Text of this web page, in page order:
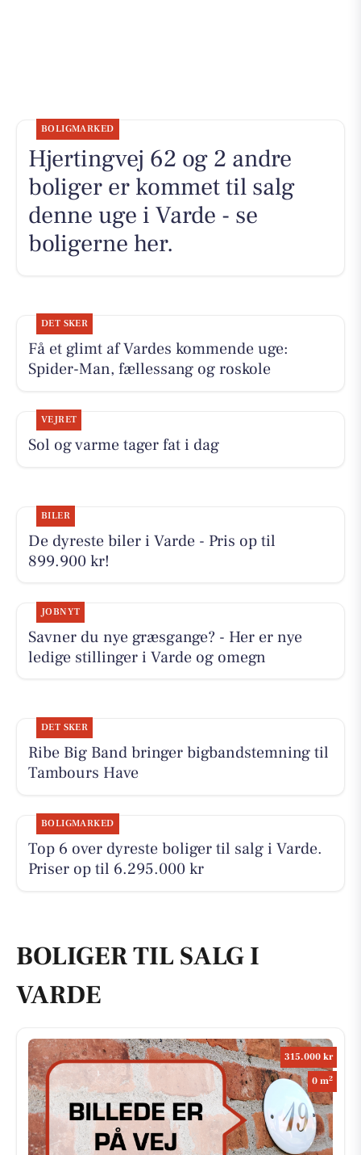
BOLIGMARKED
Hjertingvej 62 og 2 andre
boliger er kommet til salg
denne uge i Varde - se
boligerne her.
DET SKER
Få et glimt af Vardes kommende uge:
Spider-Man, fællessang og roskole
VEJRET
Sol og varme tager fat i dag
BILER
De dyreste biler i Varde - Pris op til
899.900 kr!
JOBNYT
Savner du nye græsgange? - Her er nye
ledige stillinger i Varde og omegn
DET SKER
Ribe Big Band bringer bigbandstemning til
Tambours Have
BOLIGMARKED
Top 6 over dyreste boliger til salg i Varde.
Priser op til 6.295.000 kr
BOLIGER TIL SALG I
VARDE
315.000 kr
0 m2